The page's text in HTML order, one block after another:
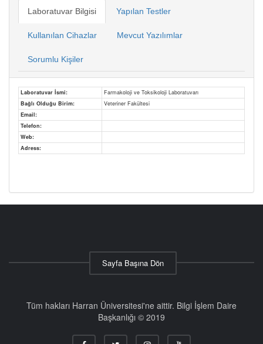
Laboratuvar Bilgisi Yapılan Testler
Kullanılan Cihazlar Mevcut Yazılımlar
Sorumlu Kişiler
Laboratuvar İsmi:
Farmakoloji ve Toksikoloji Laboratuvarı
Bağlı Olduğu Birim:
Veteriner Fakültesi
Email:
Telefon:
Web:
Adress:
Sayfa Başına Dön
Tüm hakları Harran Üniversitesi'ne aittir. Bilgi İşlem Daire
Başkanlığı © 2019